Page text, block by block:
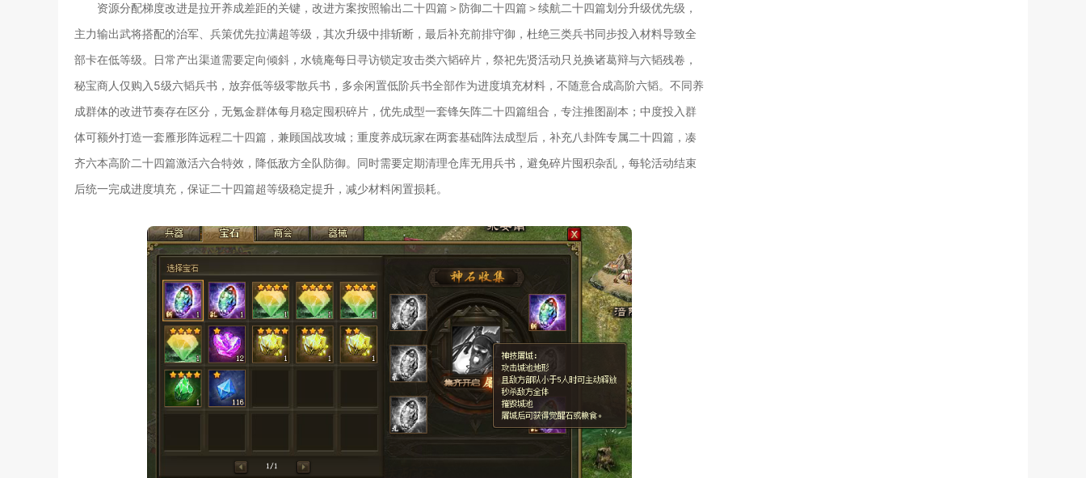
资源分配梯度改进是拉开养成差距的关键，改进方案按照输出二十四篇＞防御二十四篇＞续航二十四篇划分升级优先级，
主力输出武将搭配的治军、兵策优先拉满超等级，其次升级中排斩断，最后补充前排守御，杜绝三类兵书同步投入材料导致全
部卡在低等级。日常产出渠道需要定向倾斜，水镜庵每日寻访锁定攻击类六韬碎片，祭祀先贤活动只兑换诸葛辩与六韬残卷，
秘宝商人仅购入5级六韬兵书，放弃低等级零散兵书，多余闲置低阶兵书全部作为进度填充材料，不随意合成高阶六韬。不同养
成群体的改进节奏存在区分，无氪金群体每月稳定囤积碎片，优先成型一套锋矢阵二十四篇组合，专注推图副本；中度投入群
体可额外打造一套雁形阵远程二十四篇，兼顾国战攻城；重度养成玩家在两套基础阵法成型后，补充八卦阵专属二十四篇，凑
齐六本高阶二十四篇激活六合特效，降低敌方全队防御。同时需要定期清理仓库无用兵书，避免碎片囤积杂乱，每轮活动结束
后统一完成进度填充，保证二十四篇超等级稳定提升，减少材料闲置损耗。